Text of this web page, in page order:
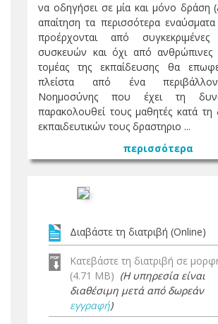
να οδηγήσει σε μία και μόνο δράση
απαίτηση τα περισσότερα
προέρχονται από συγκεκριμένες
συσκευών και όχι από ανθρώπινες
τομέας της εκπαίδευσης θα
πλείστα από ένα
Νοημοσύνης που έχει τη
παρακολουθεί τους μαθητές κατά τη
εκπαιδευτικών τους δραστηριο ...
περισσότερα
Διαβάστε τη διατριβή (Online)
Κατεβάστε τη διατριβή σε
(4.71 MB) (Η υπηρεσία είναι
διαθέσιμη μετά από δωρεάν
εγγραφή)